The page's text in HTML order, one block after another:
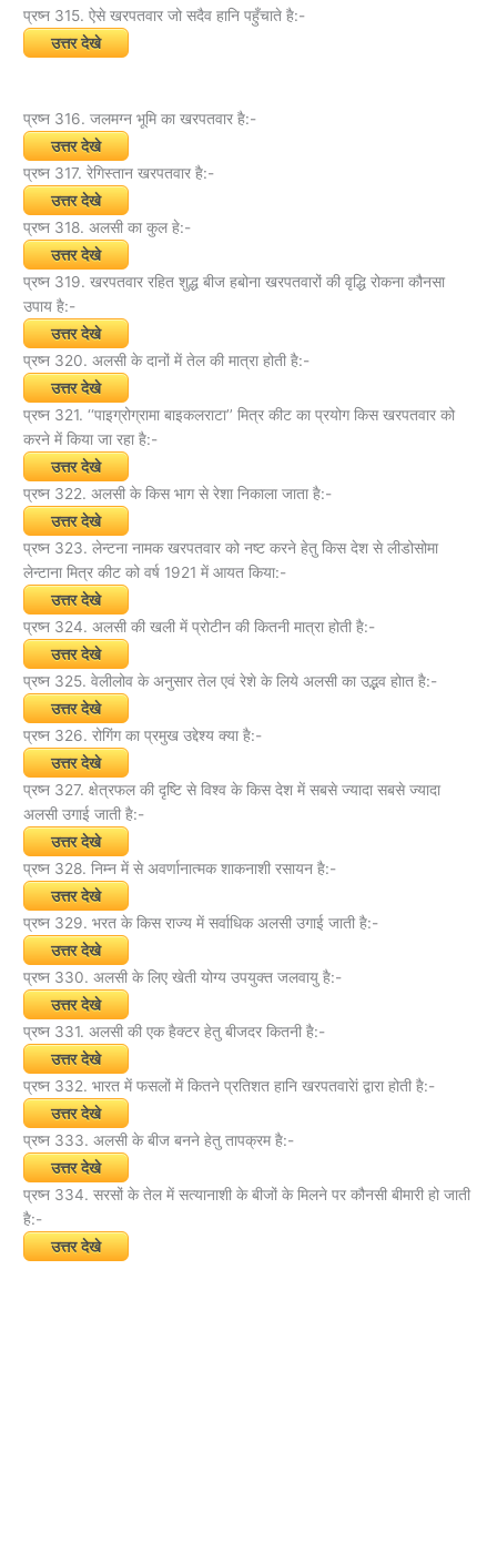
प्रष्न 315. ऐसे खरपतवार जो सदैव हानि पहुँचाते है:-
उत्तर देखे
प्रष्न 316. जलमग्न भूमि का खरपतवार है:-
उत्तर देखे
प्रष्न 317. रेगिस्तान खरपतवार है:-
उत्तर देखे
प्रष्न 318. अलसी का कुल हे:-
उत्तर देखे
प्रष्न 319. खरपतवार रहित शुद्ध बीज हबोना खरपतवारों की वृद्धि रोकना कौनसा
उपाय है:-
उत्तर देखे
प्रष्न 320. अलसी के दानों में तेल की मात्रा होती है:-
उत्तर देखे
प्रष्न 321. ‘‘पाइग्रोग्रामा बाइकलराटा’’ मित्र कीट का प्रयोग किस खरपतवार को
करने में किया जा रहा है:-
उत्तर देखे
प्रष्न 322. अलसी के किस भाग से रेशा निकाला जाता है:-
उत्तर देखे
प्रष्न 323. लेन्टना नामक खरपतवार को नष्ट करने हेतु किस देश से लीडोसोमा
लेन्टाना मित्र कीट को वर्ष 1921 में आयत किया:-
उत्तर देखे
प्रष्न 324. अलसी की खली में प्रोटीन की कितनी मात्रा होती है:-
उत्तर देखे
प्रष्न 325. वेलीलोव के अनुसार तेल एवं रेशे के लिये अलसी का उद्भव होात है:-
उत्तर देखे
प्रष्न 326. रोगिंग का प्रमुख उद्देश्य क्या है:-
उत्तर देखे
प्रष्न 327. क्षेत्रफल की दृष्टि से विश्व के किस देश में सबसे ज्यादा सबसे ज्यादा
अलसी उगाई जाती है:-
उत्तर देखे
प्रष्न 328. निम्न में से अवर्णानात्मक शाकनाशी रसायन है:-
उत्तर देखे
प्रष्न 329. भरत के किस राज्य में सर्वाधिक अलसी उगाई जाती है:-
उत्तर देखे
प्रष्न 330. अलसी के लिए खेती योग्य उपयुक्त जलवायु है:-
उत्तर देखे
प्रष्न 331. अलसी की एक हैक्टर हेतु बीजदर कितनी है:-
उत्तर देखे
प्रष्न 332. भारत में फसलों में कितने प्रतिशत हानि खरपतवारेां द्वारा होती है:-
उत्तर देखे
प्रष्न 333. अलसी के बीज बनने हेतु तापक्रम है:-
उत्तर देखे
प्रष्न 334. सरसों के तेल में सत्यानाशी के बीजों के मिलने पर कौनसी बीमारी हो जाती
है:-
उत्तर देखे